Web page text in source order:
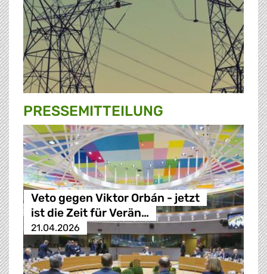
PRESSE­MITTEILUNG
Veto gegen Viktor Orbán - jetzt
ist die Zeit für Verän…
21.04.2026